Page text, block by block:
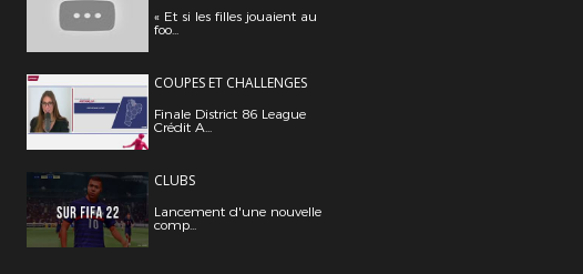
« Et si les filles jouaient au
foo...
COUPES ET CHALLENGES
Finale District 86 League
Crédit A...
CLUBS
Lancement d'une nouvelle
comp...